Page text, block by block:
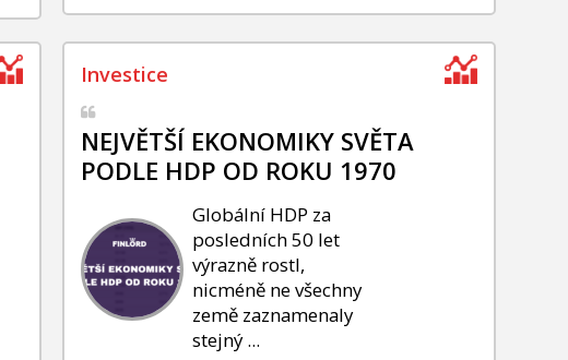
NEJVĚTŠÍ EKONOMIKY SVĚTA
PODLE HDP OD ROKU 1970
Globální HDP za
posledních 50 let
výrazně rostl,
nicméně ne všechny
země zaznamenaly
stejný ...